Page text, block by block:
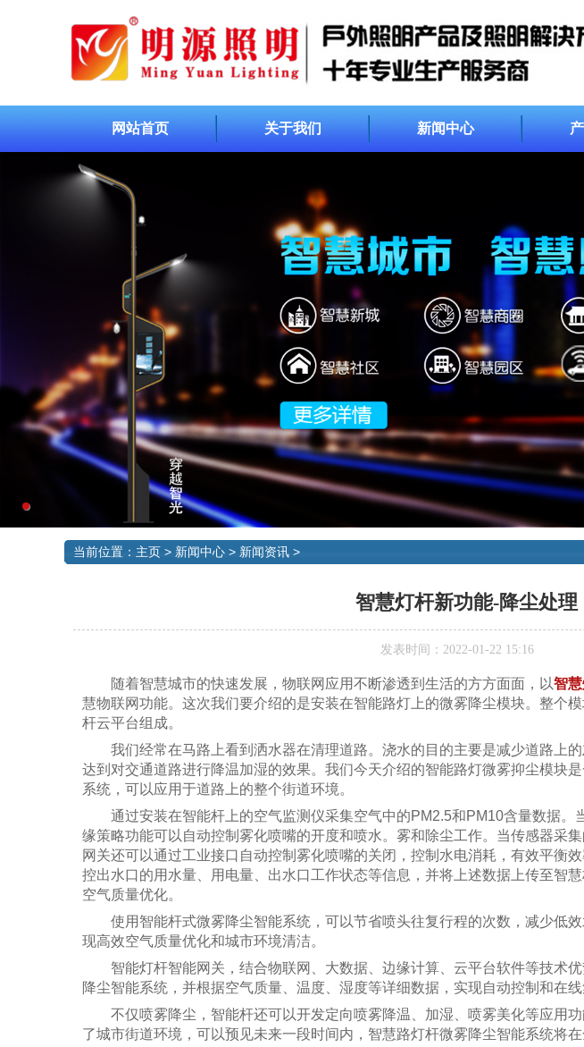
网站首页 关于我们 新闻中心
当前位置： 主页 > 新闻中心 > 新闻资讯 >
智慧灯杆新功能-降尘处理
发表时间：2022-01-22 15:16
随着智慧城市的快速发展，物联网应用不断渗透到生活的方方面面，以智
慧物联网功能。这次我们要介绍的是安装在智能路灯上的微雾降尘模块。整个
杆云平台组成。
我们经常在马路上看到洒水器在清理道路。浇水的目的主要是减少道路上的
达到对交通道路进行降温加湿的效果。我们今天介绍的智能路灯微雾抑尘模块
系统，可以应用于道路上的整个街道环境。
通过安装在智能杆上的空气监测仪采集空气中的PM2.5和PM10含量数据。
缘策略功能可以自动控制雾化喷嘴的开度和喷水。雾和除尘工作。当传感器采
网关还可以通过工业接口自动控制雾化喷嘴的关闭，控制水电消耗，有效平衡
控出水口的用水量、用电量、出水口工作状态等信息，并将上述数据上传至智
空气质量优化。
使用智能杆式微雾降尘智能系统，可以节省喷头往复行程的次数，减少低效
现高效空气质量优化和城市环境清洁。
智能灯杆智能网关，结合物联网、大数据、边缘计算、云平台软件等技术优
降尘智能系统，并根据空气质量、温度、湿度等详细数据，实现自动控制和在线
不仅喷雾降尘，智能杆还可以开发定向喷雾降温、加湿、喷雾美化等应用功
了城市街道环境，可以预见未来一段时间内，智慧路灯杆微雾降尘智能系统将